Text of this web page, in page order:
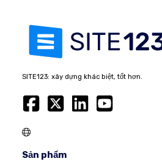
SITE123: xây dựng khác biệt, tốt hơn.
Sản phẩm